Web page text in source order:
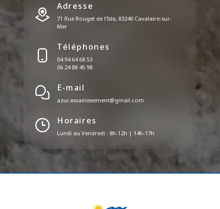
Adresse
71 Rue Rouget de l'Isle, 83240 Cavalaire-sur-
Mer
Téléphones
04 94 64 68 53
06 24 88 45 98
E-mail
azur.assainissement@gmail.com
Horaires
Lundi au Vendredi : 8h-12h | 14h-17h